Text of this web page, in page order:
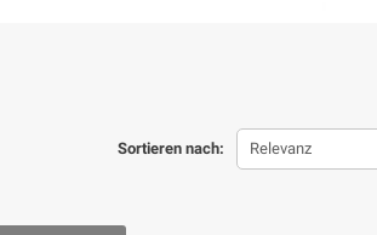
Sortieren nach: Relevanz